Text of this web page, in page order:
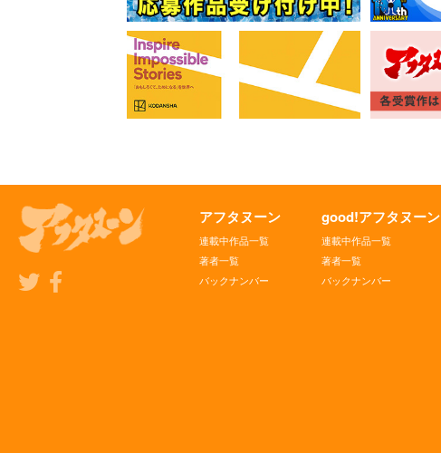
アフタヌーン
連載中作品一覧
著者一覧
バックナンバー
good!アフタヌーン
連載中作品一覧
著者一覧
バックナンバー